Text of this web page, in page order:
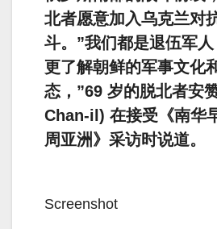
北者愿意加入乌克兰对
斗。”我们都是退伍军
更了解朝鲜的军事文化
态，”69 岁的脱北者安
Chan-il) 在接受《南华
周亚洲》采访时说道。
Screenshot